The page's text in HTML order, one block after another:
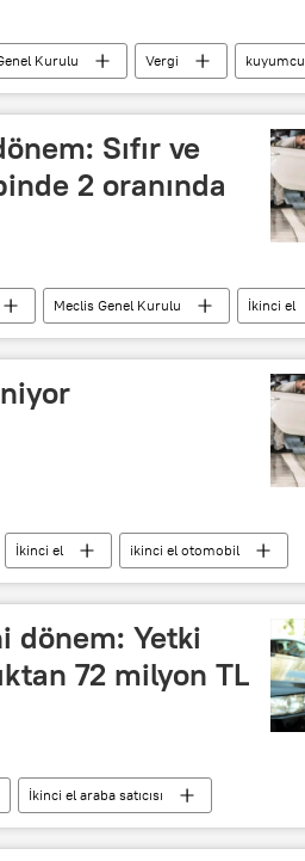
Kurulu Vergi kuyumcu
Sıfır ve
2 oranında
Meclis Genel Kurulu
İkinci el
İkinci el
ikinci el otomobil
dönem: Yetki
72 milyon TL
İkinci el araba satıcısı